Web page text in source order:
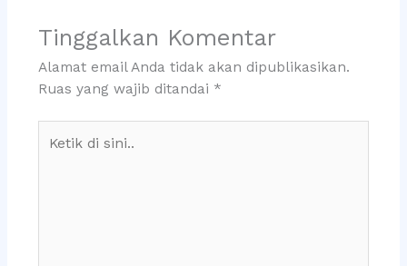
Tinggalkan Komentar
Alamat email Anda tidak akan dipublikasikan.
Ruas yang wajib ditandai *